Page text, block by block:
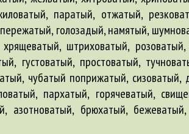
паратый, отжатый,
голозадый, намятый,
штриховатый,
густоватый, простоватый,
чубатый поприжатый,
пархатый, горячеватый,
, азотноватый, брюхатый, бежеватый,